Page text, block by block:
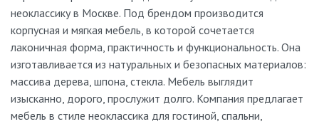
неоклассику в Москве. Под брендом производится
корпусная и мягкая мебель, в которой сочетается
лаконичная форма, практичность и функциональность. Она
изготавливается из натуральных и безопасных материалов:
массива дерева, шпона, стекла. Мебель выглядит
изысканно, дорого, прослужит долго. Компания предлагает
мебель в стиле неоклассика для гостиной, спальни,